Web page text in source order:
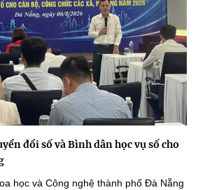
đổi số và Bình dân học vụ số cho
học và Công nghệ thành phố Đà Nẵng